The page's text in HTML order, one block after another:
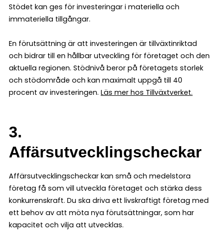
Stödet kan ges för investeringar i materiella och
immateriella tillgångar.
En förutsättning är att investeringen är tillväxtinriktad
och bidrar till en hållbar utveckling för företaget och den
aktuella regionen. Stödnivå beror på företagets storlek
och stödområde och kan maximalt uppgå till 40
procent av investeringen. Läs mer hos Tillväxtverket.
3.
Affärsutvecklingscheckar
Affärsutvecklingscheckar kan små och medelstora
företag få som vill utveckla företaget och stärka dess
konkurrenskraft. Du ska driva ett livskraftigt företag med
ett behov av att möta nya förutsättningar, som har
kapacitet och vilja att utvecklas.